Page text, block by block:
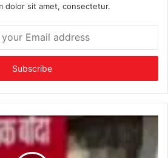
dolor sit amet, consectetur.